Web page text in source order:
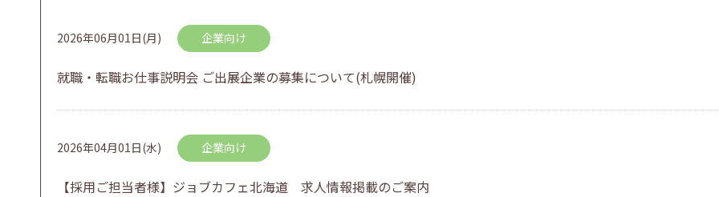
2026年06月01日(月) 企業向け
就職・転職お仕事説明会 ご出展企業の募集について(札幌開催)
2026年04月01日(水) 企業向け
【採用ご担当者様】ジョブカフェ北海道 求人情報掲載のご案内